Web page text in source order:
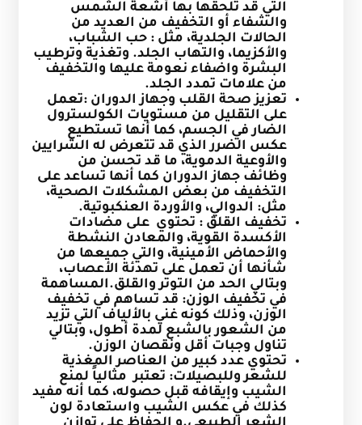
التي قد تلحقها بها أشعة الشمس
والشفاء أو التخفيف من العديد من
الحالات الجلدية، مثل : حب الشباب،
والأكزيما، والتهاب الجلد. وتغذية وترطيب
البشرة واضفاء نعومة عليها والتخفيف
من علامات تمدد الجلد.
تعزيز صحة القلب وجهاز الدوران :تعمل
على التقليل من مستويات الكولسترول
الضار في الجسم، كما أنها تستطيع
عكس الضرر الذي قد تتعرض له الشرايين
والأوعية الدموية، ما قد تحسن من
وظائف جهاز الدوران كما أنها تساعد على
التخفيف من بعض المشكلات الصحية،
مثل: الدوالي، والأوردة العنكبوتية.
تخفيف القلق : تحتوي على مضادات
الأكسدة القوية، والمعادن النشطة
والأحماض الأمينية، والتي جميعها من
شأنها أن تعمل على تهدئة الأعصاب،
وبتالي الحد من التوتر والقلق.المساهمة
في تخفيف الوزن: قد تساهم في تخفيف
الوزن، وذلك كونه غني بالألياف التي تزيد
من الشعور بالشبع لمدة أطول، وبتالي
تناول وجبات أقل ونقصان الوزن.
تحتوي عدد كبير من العناصر المغذية
للشعر وللبصيلات: تعتبر مثالياً لمنع
الشيب وإيقافه قبل حصوله، كما أنه مفيد
كذلك في عكس الشيب واستعادة لون